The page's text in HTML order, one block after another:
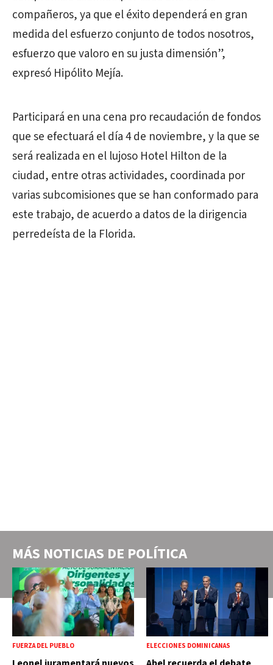
compañeros, ya que el éxito dependerá en gran
medida del esfuerzo conjunto de todos nosotros,
esfuerzo que valoro en su justa dimensión”,
expresó Hipólito Mejía.
Participará en una cena pro recaudación de fondos
que se efectuará el día 4 de noviembre, y la que se
será realizada en el lujoso Hotel Hilton de la
ciudad, entre otras actividades, coordinada por
varias subcomisiones que se han conformado para
este trabajo, de acuerdo a datos de la dirigencia
perredeísta de la Florida.
MÁS NOTICIAS DE POLÍTICA
FUERZA DEL PUEBLO ELECCIONES DOMINICANAS